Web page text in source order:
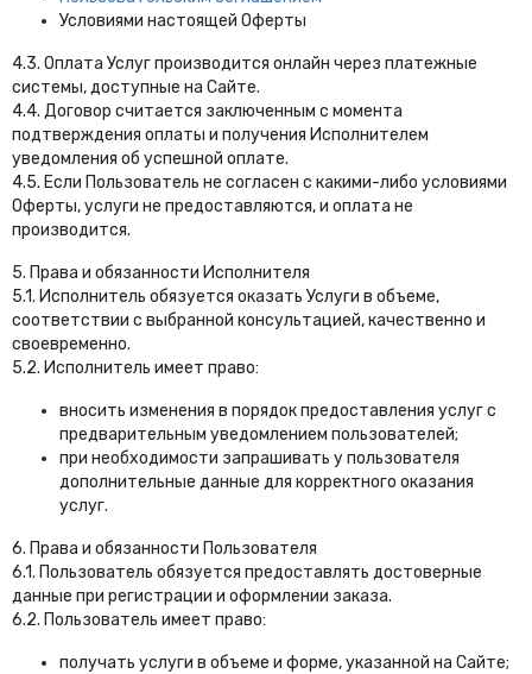
Условиями настоящей Оферты
4.3. Оплата Услуг производится онлайн через платежные
системы, доступные на Сайте.
4.4. Договор считается заключенным с момента
подтверждения оплаты и получения Исполнителем
уведомления об успешной оплате.
4.5. Если Пользователь не согласен с какими-либо условиями
Оферты, услуги не предоставляются, и оплата не
производится.
5. Права и обязанности Исполнителя
5.1. Исполнитель обязуется оказать Услуги в объеме,
соответствии с выбранной консультацией, качественно и
своевременно.
5.2. Исполнитель имеет право:
вносить изменения в порядок предоставления услуг с
предварительным уведомлением пользователей;
при необходимости запрашивать у пользователя
дополнительные данные для корректного оказания
услуг.
6. Права и обязанности Пользователя
6.1. Пользователь обязуется предоставлять достоверные
данные при регистрации и оформлении заказа.
6.2. Пользователь имеет право:
получать услуги в объеме и форме, указанной на Сайте;